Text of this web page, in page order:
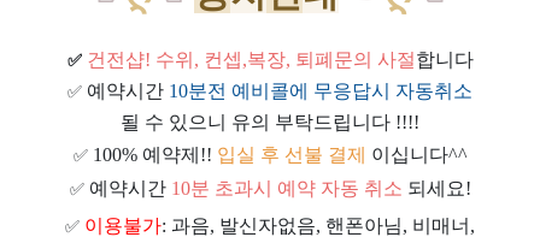
✅ 건전샵! 수위, 컨셉,복장, 퇴폐문의 사절합니다
✅ 예약시간 10분전 예비콜에 무응답시 자동취소
될 수 있으니 유의 부탁드립니다 !!!!
✅ 100% 예약제!! 입실 후 선불 결제 이십니다^^
✅ 예약시간 10분 초과시 예약 자동 취소 되세요!
✅ 이용불가: 과음, 발신자없음, 핸폰아님, 비매너,